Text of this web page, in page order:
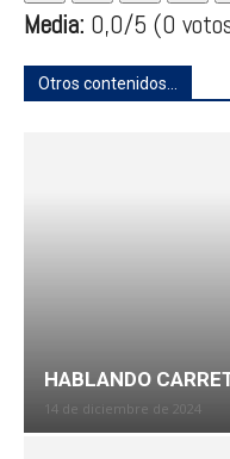
Media: 0,0/5 (0
Otros contenidos...
HABLANDO
14 de diciembre de 2024